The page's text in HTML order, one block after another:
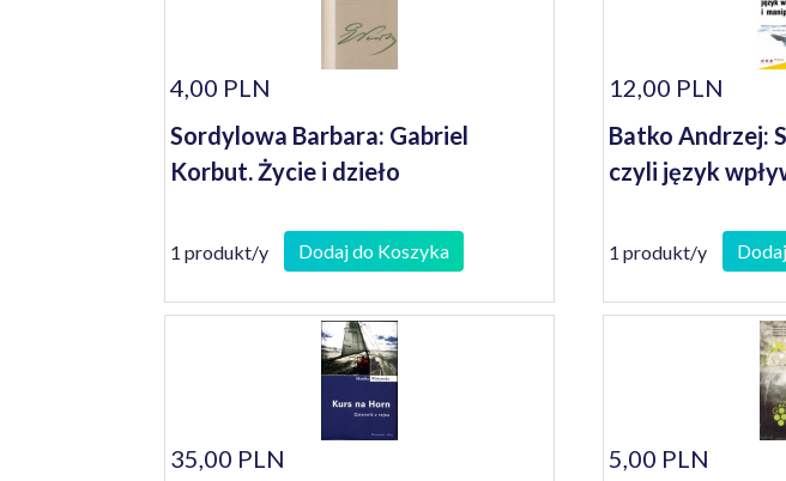
4,00 PLN
Sordylowa Barbara: Gabriel
Korbut. Życie i dzieło
1 produkt/y Dodaj do Koszyka
12,00 PLN
Batko Andrzej:
czyli język
1 produkt/y
35,00 PLN
5,00 PLN